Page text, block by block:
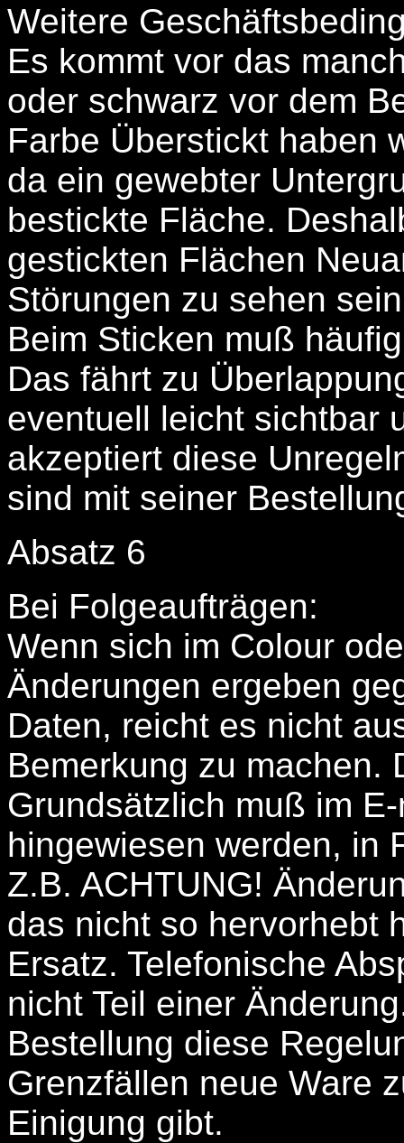
Weitere
Es kommt vor das
oder schwarz vor dem
Farbe Überstickt haben
da ein gewebter
bestickte Fläche.
gestickten Flächen
Störungen zu sehen
Beim Sticken muß
Das fährt zu
eventuell leicht sichtbar
akzeptiert diese
sind mit seiner
Absatz 6
Bei Folgeaufträgen:
Wenn sich im Colour
Änderungen ergeben
Daten, reicht es nicht
Bemerkung zu machen.
Grundsätzlich muß im
hingewiesen werden, in
Z.B. ACHTUNG!
das nicht so hervorhebt
Ersatz. Telefonische
nicht Teil einer
Bestellung diese
Grenzfällen neue Ware
Einigung gibt.